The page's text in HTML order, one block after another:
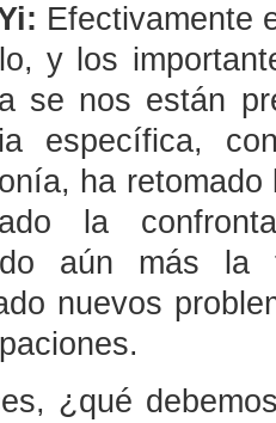
Efectivamente
y los
se nos están
específica,
ha
la
aún más la
nuevos
¿qué